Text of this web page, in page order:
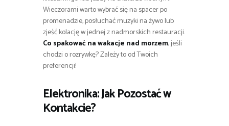
Wieczorami warto wybrać się na spacer po
promenadzie, posłuchać muzyki na żywo lub
zjeść kolację w jednej z nadmorskich restauracji.
Co spakować na wakacje nad morzem, jeśli
chodzi o rozrywkę? Zależy to od Twoich
preferencji!
Elektronika: Jak Pozostać w
Kontakcie?